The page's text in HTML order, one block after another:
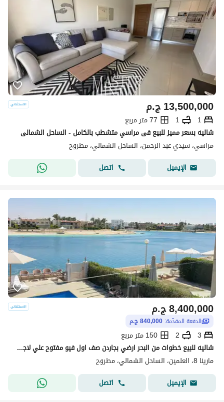
ج.م13,500,000
1
1
77 متر مربع
شاليه بسعر مميز للبيع فى مراسي متشطب بالكامل - الساحل الشمالى
مراسي، سيدي عبد الرحمن، الساحل الشمالي، مطروح
الإيميل
اتصل
ج.م8,400,000
الدفعة المقدّمة: 840,000 ج.م
3
2
150 متر مربع
شاليه للبيع خطوات من البحر ارضي بجاردن صف اول فيو مفتوح علي لاجون دقائق من مراسي و الحي اللاتيني الساحل الشمالي Marina8 North Coast
مارينا 8، العلمين، الساحل الشمالي، مطروح
الإيميل
اتصل